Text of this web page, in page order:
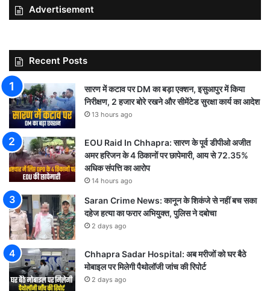
Advertisement
Recent Posts
सारण में कटाव पर DM का बड़ा एक्शन, इसुआपुर में किया
निरीक्षण, 2 हजार बोरे रखने और सीमेंटेड सुरक्षा कार्य का आदेश
13 hours ago
EOU Raid In Chhapra: सारण के पूर्व डीपीओ अजीत
अमर हरिजन के 4 ठिकानों पर छापेमारी, आय से 72.35%
अधिक संपत्ति का आरोप
14 hours ago
Saran Crime News: कानून के शिकंजे से नहीं बच सका
दहेज हत्या का फरार अभियुक्त, पुलिस ने दबोचा
2 days ago
Chhapra Sadar Hospital: अब मरीजों को घर बैठे
मोबाइल पर मिलेगी पैथोलॉजी जांच की रिपोर्ट
2 days ago